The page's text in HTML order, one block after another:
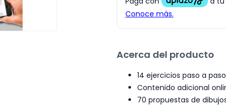
Acerca del producto
14 ejercicios paso a
Contenido adicional
70 propuestas de